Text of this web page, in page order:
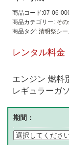
商品コード:07-06-
商品カテゴリー: そ
商品タグ: 清明祭シー
レンタル料金
エンジン 燃料
レギュラーガ
期間：